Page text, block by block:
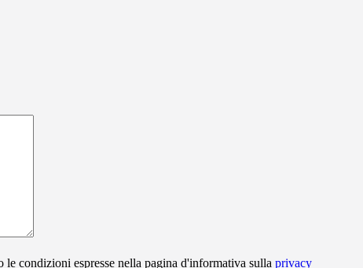
le condizioni espresse nella pagina d'informativa sulla privacy